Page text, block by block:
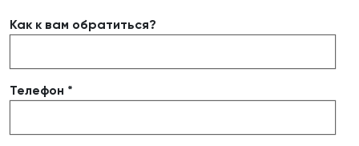
Как к вам обратиться?
Телефон *